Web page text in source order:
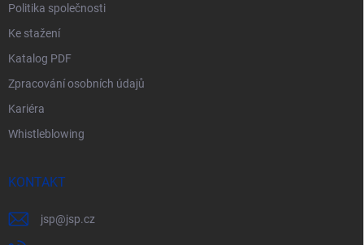
Politika společnosti
Ke stažení
Katalog PDF
Zpracování osobních údajů
Kariéra
Whistleblowing
KONTAKT
jsp@jsp.cz